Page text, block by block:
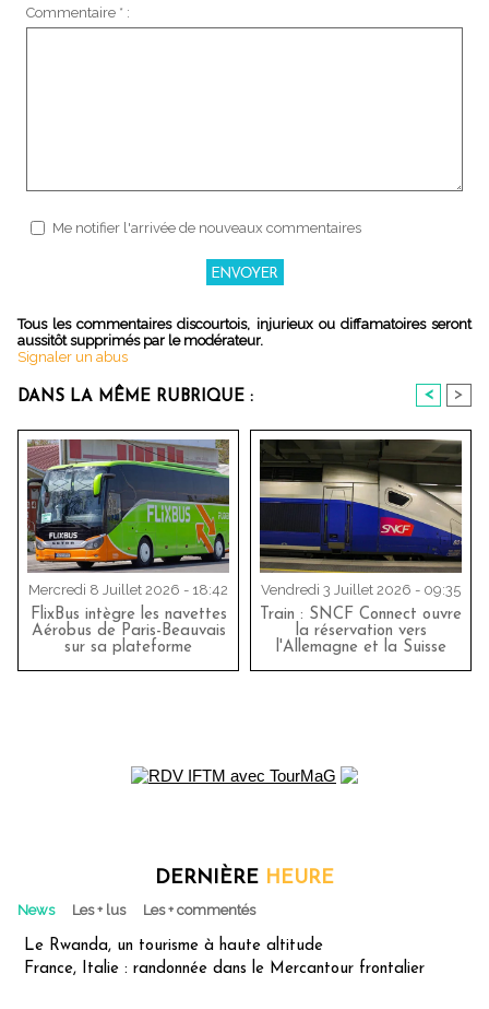
Commentaire * :
Me notifier l'arrivée de nouveaux commentaires
Tous les commentaires discourtois, injurieux ou diffamatoires seront
aussitôt supprimés par le modérateur.
Signaler un abus
DANS LA MÊME RUBRIQUE : < >
Mercredi 8 Juillet 2026 - 18:42
FlixBus intègre les navettes
Aérobus de Paris-Beauvais
sur sa plateforme
Vendredi 3 Juillet 2026 - 09:35
Train : SNCF Connect ouvre
la réservation vers
l'Allemagne et la Suisse
DERNIÈRE HEURE
News Les + lus Les + commentés
Le Rwanda, un tourisme à haute altitude
France, Italie : randonnée dans le Mercantour frontalier